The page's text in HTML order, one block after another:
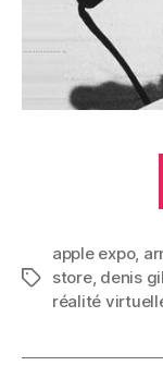
Étiquettes
apple expo,
store, denis
réalité